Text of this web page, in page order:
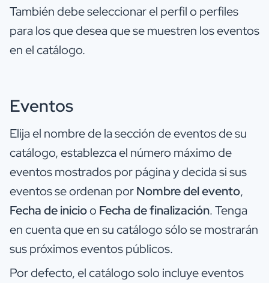
También debe seleccionar el perfil o perfiles
para los que desea que se muestren los eventos
en el catálogo.
Eventos
Elija el nombre de la sección de eventos de su
catálogo, establezca el número máximo de
eventos mostrados por página y decida si sus
eventos se ordenan porNombre del evento,
Fecha de inicioo Fecha de finalización. Tenga
en cuenta que en su catálogo sólo se mostrarán
sus próximos eventos públicos.
Por defecto, el catálogo solo incluye eventos